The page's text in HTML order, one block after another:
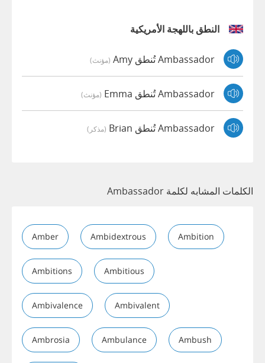
النطق باللهجة الأمريكية
Ambassador تُنطق Amy (مؤنث)
Ambassador تُنطق Emma (مؤنث)
Ambassador تُنطق Brian (مذكر)
الكلمات المشابه لكلمة Ambassador
Amber Ambidextrous Ambition
Ambitions Ambitious
Ambivalence Ambivalent
Ambrosia Ambulance Ambush